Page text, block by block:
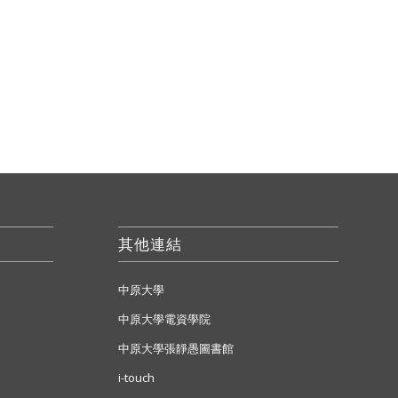
其他連結
中原大學
中原大學電資學院
中原大學張靜愚圖書館
i-touch